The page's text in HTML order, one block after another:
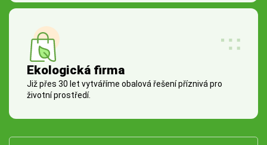
Ekologická firma
Již přes 30 let vytváříme obalová řešení příznivá pro
životní prostředí.